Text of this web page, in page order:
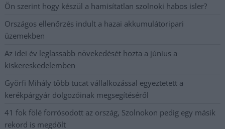
Ön szerint hogy készül a hamisítatlan szolnoki habos isler?
Országos ellenőrzés indult a hazai akkumulátoripari
üzemekben
Az idei év leglassabb növekedését hozta a június a
kiskereskedelemben
Györfi Mihály több tucat vállalkozással egyeztetett a
kerékpárgyár dolgozóinak megsegítéséről
41 fok fölé forrósodott az ország, Szolnokon pedig egy másik
rekord is megdőlt